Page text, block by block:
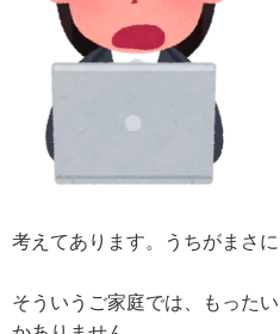
考えてあります。うちがまさに
そういうご家庭では、もった